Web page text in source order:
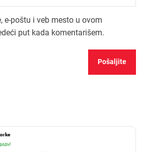
e-poštu i veb mesto u ovom
put kada komentarišem.